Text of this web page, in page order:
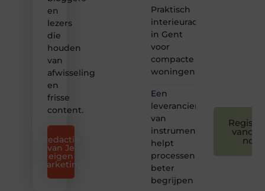
en
lezers
die
houden
van
afwisseling
en
frisse
content.
Redactie
van Je
eigen
marketing
Praktisch
interieuradvies
in Gent
voor
compacte
woningen
Een
leverancier
van
instrumentatie
helpt
processen
beter
begrijpen
nog